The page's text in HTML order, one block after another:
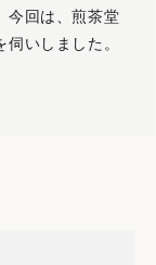
今回は、煎茶堂
いしました。